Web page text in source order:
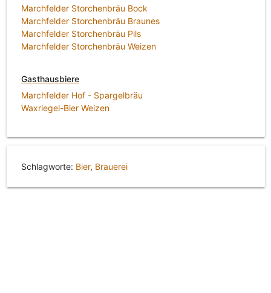
Marchfelder Storchenbräu Bock
Marchfelder Storchenbräu Braunes
Marchfelder Storchenbräu Pils
Marchfelder Storchenbräu Weizen
Gasthausbiere
Marchfelder Hof - Spargelbräu
Waxriegel-Bier Weizen
Schlagworte: Bier, Brauerei